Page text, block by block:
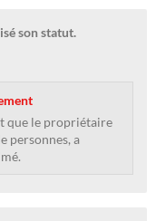
son statut.
que le propriétaire
personnes, a